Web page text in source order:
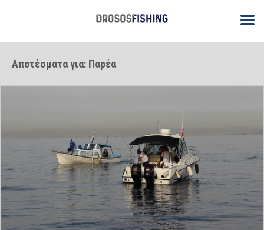
Αποτέσματα για: Παρέα